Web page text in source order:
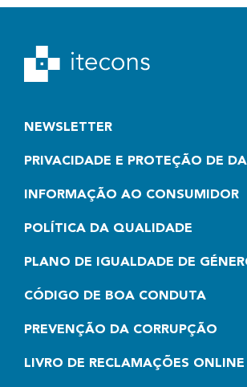
NEWSLETTER
PRIVACIDADE E PROTEÇÃO DE
INFORMAÇÃO AO CONSUMIDOR
POLÍTICA DA QUALIDADE
PLANO DE IGUALDADE DE
CÓDIGO DE BOA CONDUTA
PREVENÇÃO DA CORRUPÇÃO
LIVRO DE RECLAMAÇÕES ONLINE